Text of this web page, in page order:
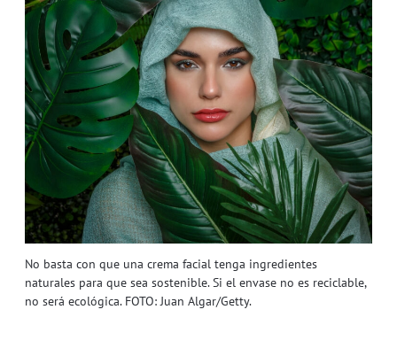
No basta con que una crema facial tenga ingredientes
naturales para que sea sostenible. Si el envase no es reciclable,
no será ecológica. FOTO: Juan Algar/Getty.